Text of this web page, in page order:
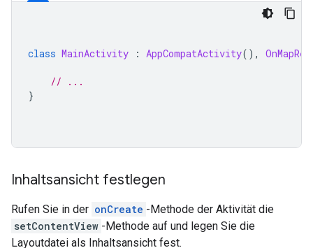
class MainActivity : AppCompatActivity(),
// ...
}
Inhaltsansicht festlegen
Rufen Sie in der onCreate -Methode der Aktivität die
setContentView -Methode auf und legen Sie die
Layoutdatei als Inhaltsansicht fest.